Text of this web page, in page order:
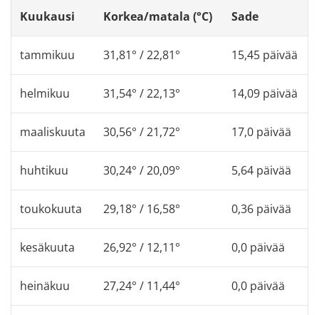
Kuukausi Korkea/matala (°C) Sade
tammikuu 31,81° / 22,81° 15,45 päivää
helmikuu 31,54° / 22,13° 14,09 päivää
maaliskuuta 30,56° / 21,72° 17,0 päivää
huhtikuu 30,24° / 20,09° 5,64 päivää
toukokuuta 29,18° / 16,58° 0,36 päivää
kesäkuuta 26,92° / 12,11° 0,0 päivää
heinäkuu 27,24° / 11,44° 0,0 päivää